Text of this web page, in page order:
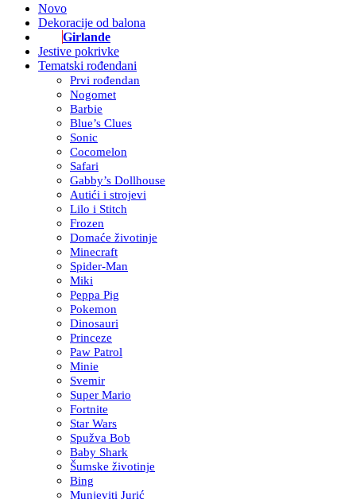
Novo
Dekoracije od balona
Girlande
Jestive pokrivke
Tematski rođendani
Prvi rođendan
Nogomet
Barbie
Blue’s Clues
Sonic
Cocomelon
Safari
Gabby’s Dollhouse
Autići i strojevi
Lilo i Stitch
Frozen
Domaće životinje
Minecraft
Spider-Man
Miki
Peppa Pig
Pokemon
Dinosauri
Princeze
Paw Patrol
Minie
Svemir
Super Mario
Fortnite
Star Wars
Spužva Bob
Baby Shark
Šumske životinje
Bing
Munjeviti Jurić